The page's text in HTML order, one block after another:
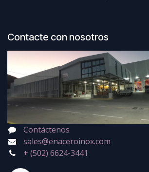
Contacte con nosotros
Contáctenos
sales@enaceroinox.com
+ (502) 6624-3441